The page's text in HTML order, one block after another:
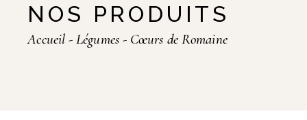
NOS PRODUITS
Accueil Légumes Cœurs de Romaine